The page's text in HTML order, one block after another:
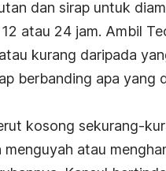
dan sirap untuk
atau 24 jam. Ambil
kurang daripada
berbanding apa yang
kosong sekurang-
atau